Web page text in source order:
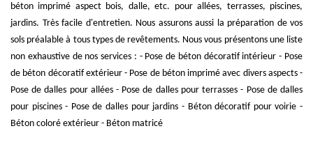
béton imprimé aspect bois, dalle, etc. pour allées, terrasses, piscines,
jardins. Très facile d'entretien. Nous assurons aussi la préparation de vos
sols préalable à tous types de revêtements. Nous vous présentons une liste
non exhaustive de nos services : - Pose de béton décoratif intérieur - Pose
de béton décoratif extérieur - Pose de béton imprimé avec divers aspects -
Pose de dalles pour allées - Pose de dalles pour terrasses - Pose de dalles
pour piscines - Pose de dalles pour jardins - Béton décoratif pour voirie -
Béton coloré extérieur - Béton matricé